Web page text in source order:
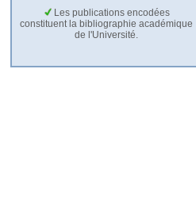
Les publications encodées
constituent la bibliographie académique
de l'Université.